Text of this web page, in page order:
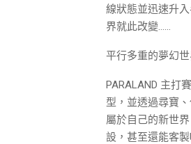
線狀態並迅速升
界就此改變……
平行多重的夢幻世
PARALAND 主打
型，並透過尋寶
屬於自己的新世
設，甚至還能客